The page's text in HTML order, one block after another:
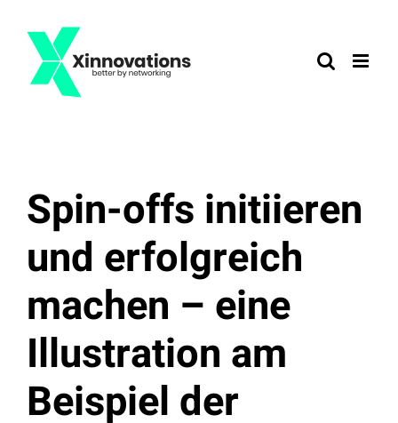
Inhalt
springen
Spin-offs initiieren
und erfolgreich
machen – eine
Illustration am
Beispiel der